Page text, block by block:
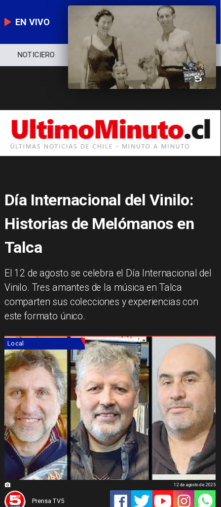
EN VIVO
NOTICIERO POLÍTICA ECONOMÍA
Día Internacional del Vinilo:
Historias de Melómanos en
Talca
El 12 de agosto se celebra el Día Internacional del
Vinilo. Tres amantes de la música en Talca
comparten sus colecciones y experiencias con
este formato único.
Local
Prensa TV5
12 de agosto de 2025